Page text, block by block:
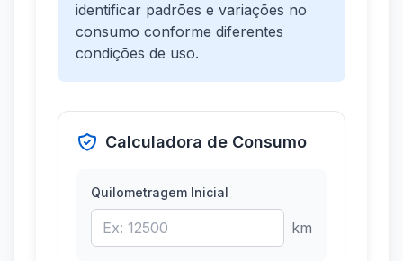
identificar padrões e variações no
consumo conforme diferentes
condições de uso.
Calculadora de Consumo
Quilometragem Inicial
km